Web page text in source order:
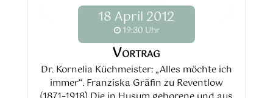
18April 2012
19:30 Uhr
Vortrag
Dr. Kornelia Küchmeister: „Alles möchte ich
immer“. Franziska Gräfin zu Reventlow